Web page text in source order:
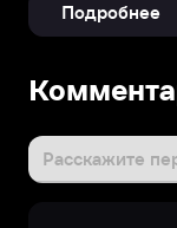
Подробнее
Расскажите